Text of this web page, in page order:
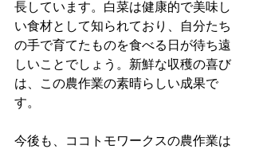
長しています。白菜は健康的で美味し
い食材として知られており、自分たち
の手で育てたものを食べる日が待ち遠
しいことでしょう。新鮮な収穫の喜び
は、この農作業の素晴らしい成果で
す。
今後も、ココトモワークスの農作業は